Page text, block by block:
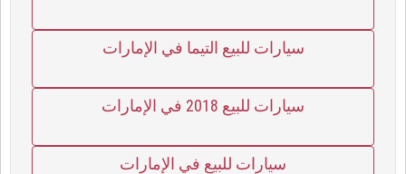
سيارات للبيع التيما في الإمارات
سيارات للبيع 2018 في الإمارات
سيارات للبيع في الإمارات